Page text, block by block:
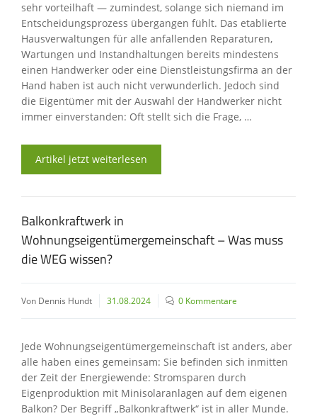
sehr vorteilhaft — zumindest, solange sich niemand im
Entscheidungsprozess übergangen fühlt. Das etablierte
Hausverwaltungen für alle anfallenden Reparaturen,
Wartungen und Instandhaltungen bereits mindestens
einen Handwerker oder eine Dienstleistungsfirma an der
Hand haben ist auch nicht verwunderlich. Jedoch sind
die Eigentümer mit der Auswahl der Handwerker nicht
immer einverstanden: Oft stellt sich die Frage, …
Artikel jetzt weiterlesen
Balkonkraftwerk in
Wohnungseigentümergemeinschaft – Was muss
die WEG wissen?
Von Dennis Hundt 31.08.2024 0 Kommentare
Jede Wohnungseigentümergemeinschaft ist anders, aber
alle haben eines gemeinsam: Sie befinden sich inmitten
der Zeit der Energiewende: Stromsparen durch
Eigenproduktion mit Minisolaranlagen auf dem eigenen
Balkon? Der Begriff „Balkonkraftwerk“ ist in aller Munde.